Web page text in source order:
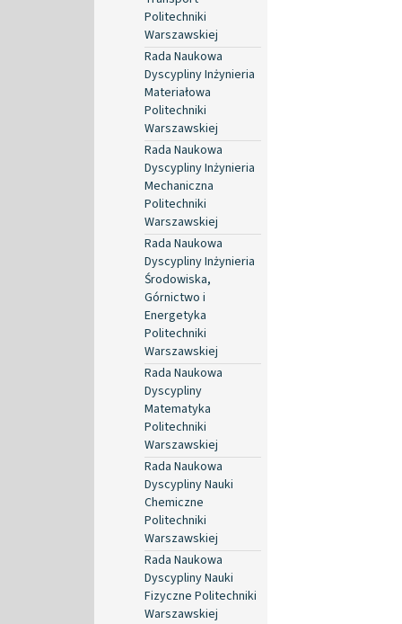
Politechniki
Warszawskiej
Rada Naukowa
Dyscypliny Inżynieria
Materiałowa
Politechniki
Warszawskiej
Rada Naukowa
Dyscypliny Inżynieria
Mechaniczna
Politechniki
Warszawskiej
Rada Naukowa
Dyscypliny Inżynieria
Środowiska,
Górnictwo i
Energetyka
Politechniki
Warszawskiej
Rada Naukowa
Dyscypliny
Matematyka
Politechniki
Warszawskiej
Rada Naukowa
Dyscypliny Nauki
Chemiczne
Politechniki
Warszawskiej
Rada Naukowa
Dyscypliny Nauki
Fizyczne Politechniki
Warszawskiej